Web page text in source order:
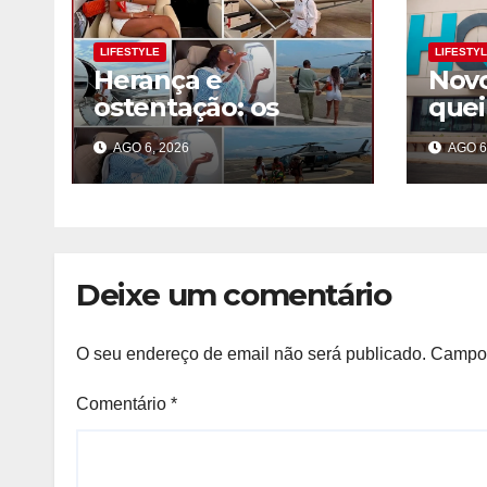
LIFESTYLE
Herança e
ostentação: os
“filhos de papá”
trocam Luanda por
Saint-Tropez
AGO 6, 2026
de
AGO
Deixe um comentário
O seu endereço de email não será publicado.
Comentário *